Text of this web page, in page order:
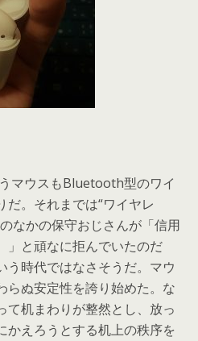
マウスもBluetooth型のワイ
だ。それまでは“ワイヤレ
なかの保守おじさんが「信用
」と頑なに拒んでいたのだ
う時代ではなさそうだ。マウ
らぬ安定性を誇り始めた。な
て机まわりが整然とし、放っ
かえろうとする机上の秩序を